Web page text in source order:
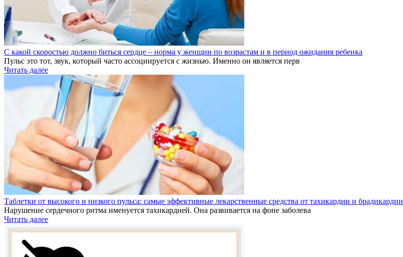
С какой скоростью должно биться сердце – норма у женщин по возрастам и в период ожидания ребенка
Пульс это тот, звук, который часто ассоциируется с жизнью. Именно он является перв
Читать далее
Таблетки от высокого и низкого пульса: самые эффективные лекарственные средства от тахикардии и брадикардии
Нарушение сердечного ритма именуется тахикардией. Она развивается на фоне заболева
Читать далее